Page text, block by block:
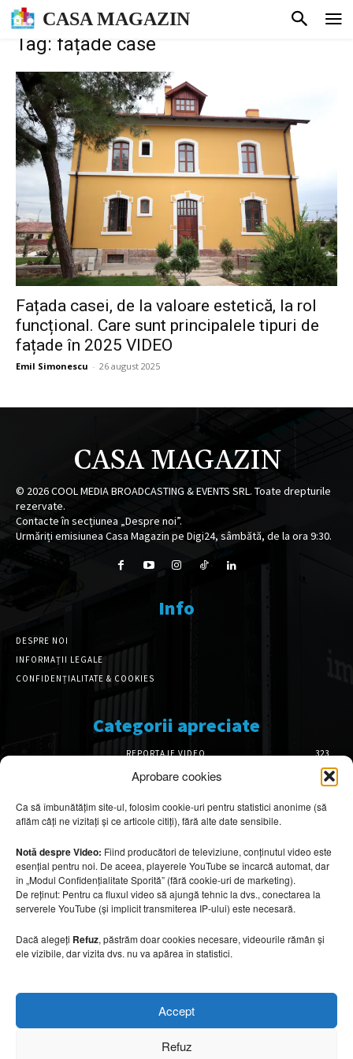
Aprobare cookies
Ca să îmbunătățim site-ul, folosim cookie-uri pentru statistici anonime (să
aflăm câți ne vizitați și ce articole citiți), fără alte date sensibile.
Notă despre Video: Fiind producători de televiziune, conținutul video este
esențial pentru noi. De aceea, playerele YouTube se încarcă automat, dar
în „Modul Confidențialitate Sporită” (fără cookie-uri de marketing).
De reținut: Pentru ca fluxul video să ajungă tehnic la dvs., conectarea la
serverele YouTube (și implicit transmiterea IP-ului) este necesară.
Dacă alegeți Refuz, păstrăm doar cookies necesare, videourile rămân și
ele vizibile, dar vizita dvs. nu va apărea în statistici.
Accept
Refuz
CASA MAGAZIN
Tag: fațade case
Fațada casei, de la valoare estetică, la rol
funcțional. Care sunt principalele tipuri de
fațade în 2025 VIDEO
Emil Simonescu - 26 august 2025
CASA MAGAZIN
© 2026COOL MEDIA BROADCASTING & EVENTS SRL. Toate drepturile
rezervate.
Contacte în secțiunea „Despre noi”.
Urmăriți emisiunea Casa Magazin pe Digi24, sâmbătă, de la ora 9:30.
Info
DESPRE NOI
INFORMAȚII LEGALE
CONFIDENȚIALITATE & COOKIES
Categorii apreciate
REPORTAJE VIDEO
323
AMENAJĂRI INTERIOARE
126
DESIGN INTERIOR
64
ARHITECTURĂ & DESIGN
OPINII & ANALIZE
43
Articole recomandate
Cele mai impresionante cabane moderne
7 august 2026
Ouse Valley Viaduct, construcția care
7 august 2026